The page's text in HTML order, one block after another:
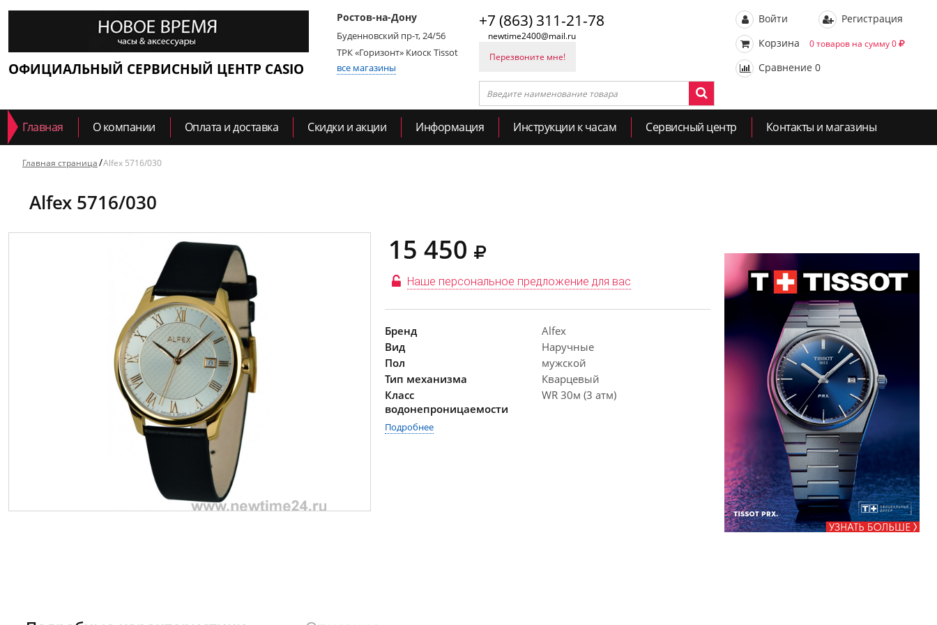
ОФИЦИАЛЬНЫЙ СЕРВИСНЫЙ ЦЕНТР CASIO
Ростов-на-Дону
Буденновский пр-т, 24/56
ТРК «Горизонт» Киоск Tissot
все магазины
+7 (863) 311-21-78
newtime2400@mail.ru
Перезвоните мне!
Войти
Регистрация
Корзина
0 товаров на сумму 0
Сравнение 0
Главная О компании Оплата и доставка Скидки и акции Информация Инструкции к часам Сервисный центр Контакты и магазины
Главная страница Alfex 5716/030
Alfex 5716/030
15 450
Наше персональное предложение для вас
Бренд
Alfex
Вид
Наручные
Пол
мужской
Тип механизма
Кварцевый
Класс
водонепроницаемости
WR 30м (3 атм)
Подробнее